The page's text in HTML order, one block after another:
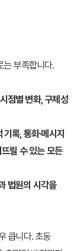
는 부족합니다.
점별 변화, 구체성
록, 통화·메시지
릴 수 있는 모든
법원의 시각을
큽니다. 초동